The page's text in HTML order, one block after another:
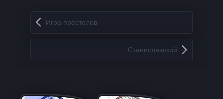
Запись навигация
Игра престолов
Станиславский